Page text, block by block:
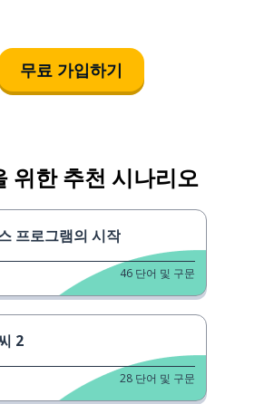
무료 가입하기
위한 추천 시나리오
프로그램의 시작
46 단어 및 구문
2
28 단어 및 구문